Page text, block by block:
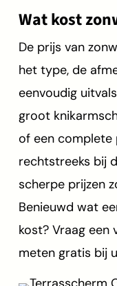
Wat kost
De prijs van
het type, de
eenvoudig
groot
of een complete
rechtstreeks bij
scherpe prijzen
Benieuwd wat
kost? Vraag een
meten gratis bij